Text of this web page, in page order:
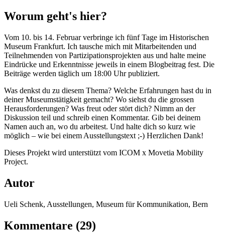
Worum geht's hier?
Vom 10. bis 14. Februar verbringe ich fünf Tage im Historischen
Museum Frankfurt. Ich tausche mich mit Mitarbeitenden und
Teilnehmenden von Partizipationsprojekten aus und halte meine
Eindrücke und Erkenntnisse jeweils in einem Blogbeitrag fest. Die
Beiträge werden täglich um 18:00 Uhr publiziert.
Was denkst du zu diesem Thema? Welche Erfahrungen hast du in
deiner Museumstätigkeit gemacht? Wo siehst du die grossen
Herausforderungen? Was freut oder stört dich? Nimm an der
Diskussion teil und schreib einen Kommentar. Gib bei deinem
Namen auch an, wo du arbeitest. Und halte dich so kurz wie
möglich – wie bei einem Ausstellungstext ;-) Herzlichen Dank!
Dieses Projekt wird unterstützt vom ICOM x Movetia Mobility
Project.
Autor
Ueli Schenk, Ausstellungen, Museum für Kommunikation, Bern
Kommentare (29)